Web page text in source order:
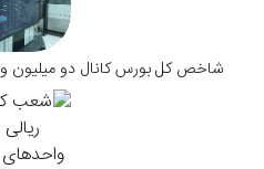
شاخص کل بورس کانال دو میلیون و ۶۰۰ هزار واحدی را از دست داد